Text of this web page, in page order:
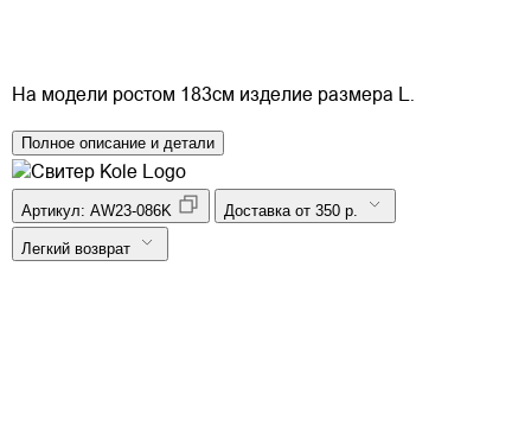
На модели ростом 183см изделие размера L.
Полное описание и детали
Артикул: AW23-086K Доставка от 350 р.
Легкий возврат